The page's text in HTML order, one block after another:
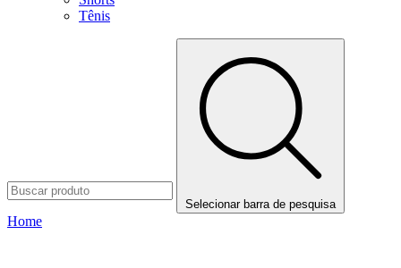
Tênis
Selecionar barra de pesquisa
Home